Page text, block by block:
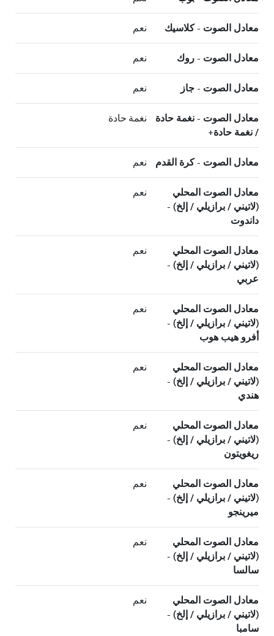
معادل الصوت - كلاسيك نعم
معادل الصوت - روك نعم
معادل الصوت - جاز نعم
معادل الصوت - نغمة حادة
/ نغمة حادة+
نغمة حادة
معادل الصوت - كرة القدم نعم
معادل الصوت المحلي
(لاتيني / برازيلي / إلخ) -
داندوت
نعم
معادل الصوت المحلي
(لاتيني / برازيلي / إلخ) -
عربي
نعم
معادل الصوت المحلي
(لاتيني / برازيلي / إلخ) -
أفرو هيب هوب
نعم
معادل الصوت المحلي
(لاتيني / برازيلي / إلخ) -
هندي
نعم
معادل الصوت المحلي
(لاتيني / برازيلي / إلخ) -
ريغويتون
نعم
معادل الصوت المحلي
(لاتيني / برازيلي / إلخ) -
ميرينجو
نعم
معادل الصوت المحلي
(لاتيني / برازيلي / إلخ) -
سالسا
نعم
معادل الصوت المحلي
(لاتيني / برازيلي / إلخ) -
سامبا
نعم